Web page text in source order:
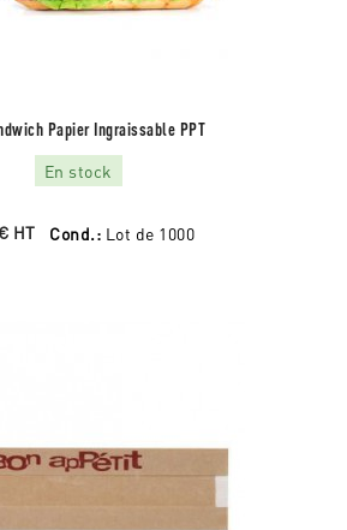
Papier Ingraissable PPT
En stock
HT Cond.: Lot de 1000